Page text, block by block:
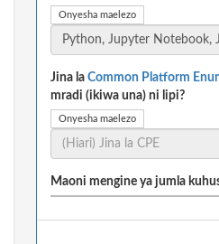
Onyesha maelezo
Jina la Common Platform
mradi (ikiwa una) ni lipi?
Onyesha maelezo
Maoni mengine ya jumla